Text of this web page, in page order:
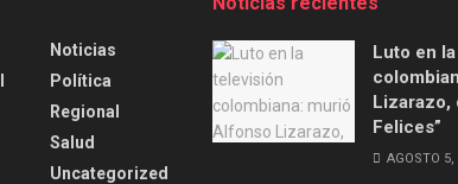
Noticias
Política
Regional
Salud
Uncategorized
Luto en
Lizarazo,
Felices”
AGOSTO 5,